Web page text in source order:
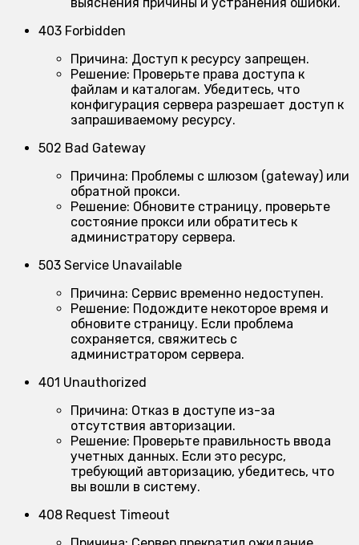
403 Forbidden
Причина: Доступ к ресурсу запрещен.
Решение: Проверьте права доступа к
файлам и каталогам. Убедитесь, что
конфигурация сервера разрешает доступ к
запрашиваемому ресурсу.
502 Bad Gateway
Причина: Проблемы с шлюзом (gateway) или
обратной прокси.
Решение: Обновите страницу, проверьте
состояние прокси или обратитесь к
администратору сервера.
503 Service Unavailable
Причина: Сервис временно недоступен.
Решение: Подождите некоторое время и
обновите страницу. Если проблема
сохраняется, свяжитесь с
администратором сервера.
401 Unauthorized
Причина: Отказ в доступе из-за
отсутствия авторизации.
Решение: Проверьте правильность ввода
учетных данных. Если это ресурс,
требующий авторизацию, убедитесь, что
вы вошли в систему.
408 Request Timeout